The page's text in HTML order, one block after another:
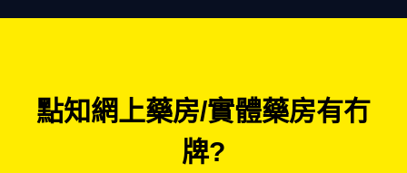
點知網上藥房/實體藥房有冇
牌?